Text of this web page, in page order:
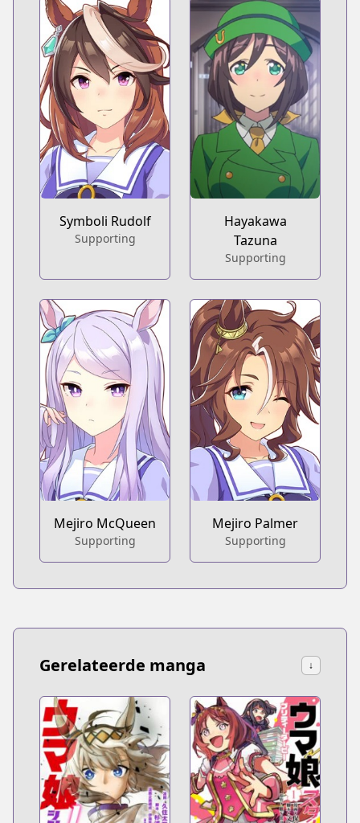
Symboli Rudolf
Supporting
Hayakawa
Tazuna
Supporting
Mejiro McQueen
Supporting
Mejiro Palmer
Supporting
Gerelateerde manga ↓